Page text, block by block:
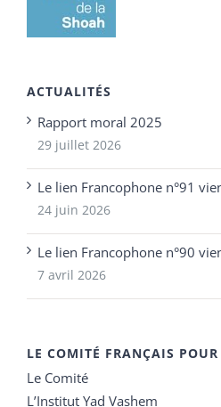
ACTUALITÉS
Rapport moral 2025
29 juillet 2026
Le lien Francophone n°91
24 juin 2026
Le lien Francophone n°90
7 avril 2026
LE COMITÉ FRANÇAIS
Le Comité
L’Institut Yad Vashem